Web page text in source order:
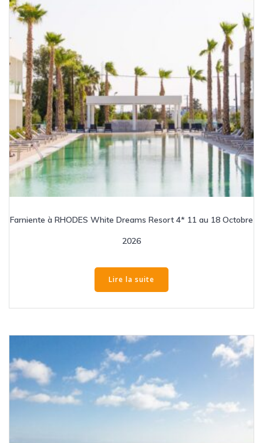
Farniente à RHODES White Dreams Resort 4* 11 au 18 Octobre
2026
Lire la suite